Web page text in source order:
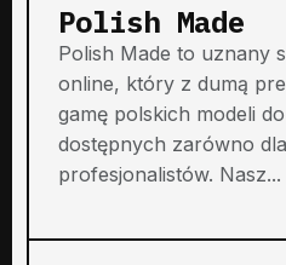
Polish Made
Polish Made to uznany
online, który z dumą
gamę polskich modeli
dostępnych zarówno
profesjonalistów. Nasz...